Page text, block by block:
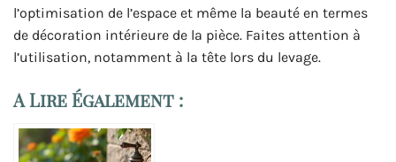
l’optimisation de l’espace et même la beauté en termes
de décoration intérieure de la pièce. Faites attention à
l’utilisation, notamment à la tête lors du levage.
A Lire Également :